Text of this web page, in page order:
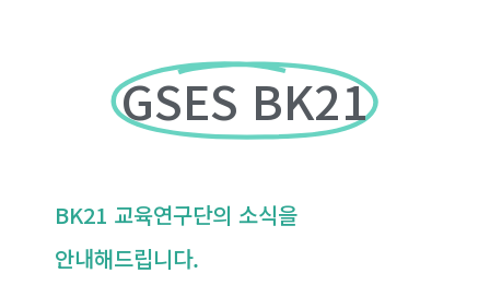
GSES BK21
BK21 교육연구단의 소식을
안내해드립니다.